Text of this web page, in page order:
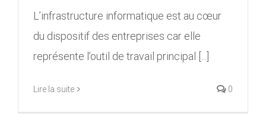
L’infrastructure informatique est au cœur
du dispositif des entreprises car elle
représente l’outil de travail principal [...]
Lire la suite 0